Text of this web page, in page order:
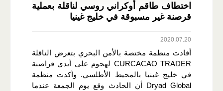
اختطاف طاقم أوكراني روسي لناقلة بعملية
قرصنة غير مسبوقة في خليج غينيا
2020.07.20
أفادت منظمة مختصة بالأمن البحري بتعرض الناقلة
CURCACAO TRADER لهجوم على أيدي قراصنة
في خليج غينيا بالمحيط الأطلسي. وأكدت منظمة
Dryad Global أن الحادث وقع يوم الجمعة عندما